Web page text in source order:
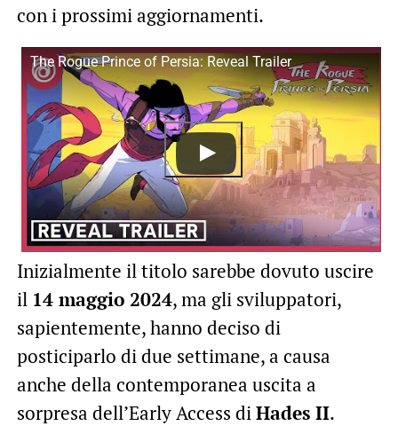
con i prossimi aggiornamenti.
The Rogue Prince of Persia: Reveal Trailer
Inizialmente il titolo sarebbe dovuto uscire
il 14 maggio 2024, ma gli sviluppatori,
sapientemente, hanno deciso di
posticiparlo di due settimane, a causa
anche della contemporanea uscita a
sorpresa dell’Early Access diHades II.